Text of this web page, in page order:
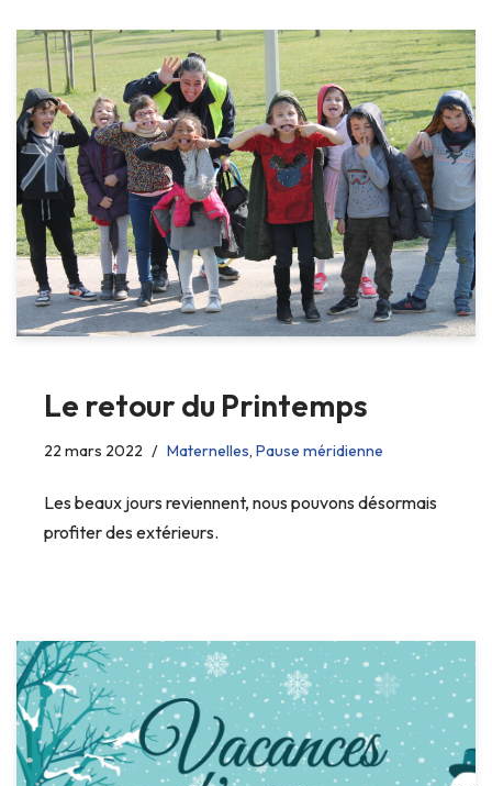
Le retour du Printemps
22 mars 2022 Maternelles, Pause méridienne
Les beaux jours reviennent, nous pouvons désormais
profiter des extérieurs.